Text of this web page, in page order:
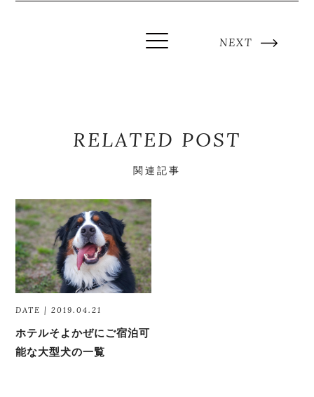
NEXT
RELATED POST
関連記事
DATE | 2019.04.21
ホテルそよかぜにご宿泊可
能な大型犬の一覧